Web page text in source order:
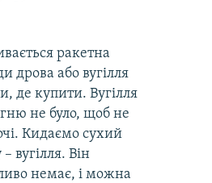
ракетна
дрова або вугілля
де купити. Вугілля
не було, щоб не
Кидаємо сухий
вугілля. Він
немає, і можна